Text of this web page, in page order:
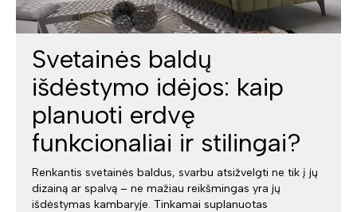
Svetainės baldų
išdėstymo idėjos: kaip
planuoti erdvę
funkcionaliai ir stilingai?
Renkantis svetainės baldus, svarbu atsižvelgti ne tik į jų
dizainą ar spalvą – ne mažiau reikšmingas yra jų
išdėstymas kambaryje. Tinkamai suplanuotas